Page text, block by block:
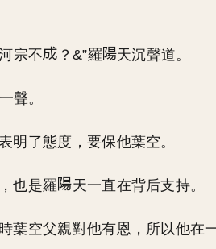
宗不 ？&”羅 天沉聲道。
聲。
明了態度，要保他葉空。
也是羅 天一直在背后支持。
葉空父親對他有恩，所以他在